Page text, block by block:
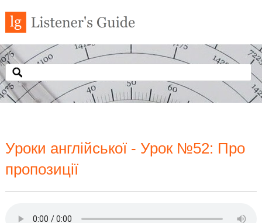
Уроки англійської - Урок №52: Про
пропозиції